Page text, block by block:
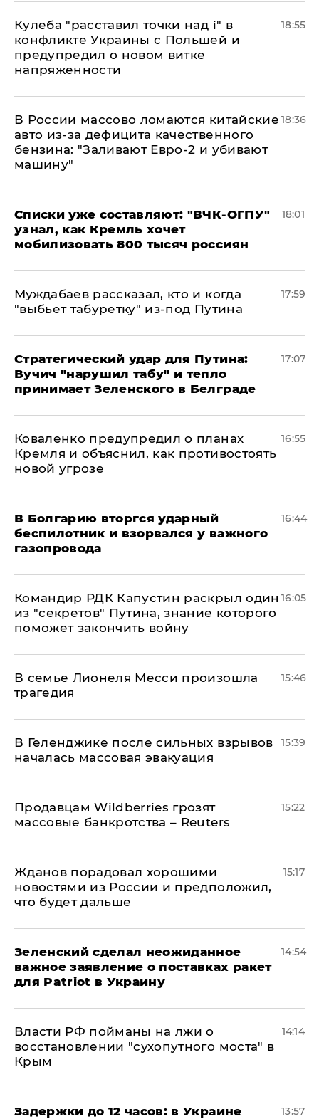
Кулеба "расставил точки над і" в
конфликте Украины с Польшей и
предупредил о новом витке
напряженности
18:55
В России массово ломаются китайские
авто из-за дефицита качественного
бензина: "Заливают Евро-2 и убивают
машину"
18:36
Списки уже составляют: "ВЧК-ОГПУ"
узнал, как Кремль хочет
мобилизовать 800 тысяч россиян
18:01
Муждабаев рассказал, кто и когда
"выбьет табуретку" из-под Путина
17:59
Стратегический удар для Путина:
Вучич "нарушил табу" и тепло
принимает Зеленского в Белграде
17:07
Коваленко предупредил о планах
Кремля и объяснил, как противостоять
новой угрозе
16:55
В Болгарию вторгся ударный
беспилотник и взорвался у важного
газопровода
16:44
Командир РДК Капустин раскрыл один
из "секретов" Путина, знание которого
поможет закончить войну
16:05
В семье Лионеля Месси произошла
трагедия
15:46
В Геленджике после сильных взрывов
началась массовая эвакуация
15:39
Продавцам Wildberries грозят
массовые банкротства – Reuters
15:22
Жданов порадовал хорошими
новостями из России и предположил,
что будет дальше
15:17
Зеленский сделал неожиданное
важное заявление о поставках ракет
для Patriot в Украину
14:54
Власти РФ пойманы на лжи о
восстановлении "сухопутного моста" в
Крым
14:14
Задержки до 12 часов: в Украине
13:57